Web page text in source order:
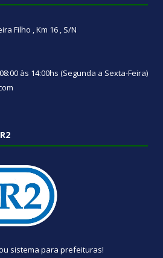
Filho , Km 16 , S/N
às 14:00hs (Segunda a Sexta-Feira)
sistema para prefeituras!